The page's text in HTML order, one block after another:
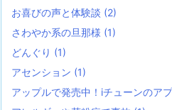
お喜びの声と体験談 (2)
さわやか系の旦那様 (1)
どんぐり (1)
アセンション (1)
アップルで発売中！iチューンのア